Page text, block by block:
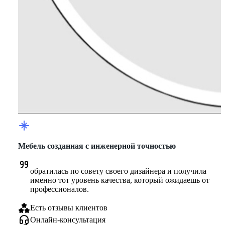
Мебель созданная с инженерной точностью
обратилась по совету своего дизайнера и получила
именно тот уровень качества, который ожидаешь от
профессионалов.
Есть отзывы клиентов
Онлайн-консультация